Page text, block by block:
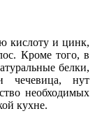
кислоту и цинк,
Кроме того, в
белки,
чечевица, нут
необходимых
кухне.